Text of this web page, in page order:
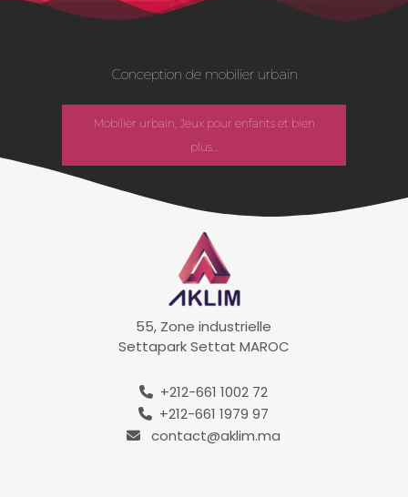
Conception de mobilier urbain
Mobilier urbain, Jeux pour enfants et bien
plus...
55, Zone industrielle
Settapark Settat MAROC
+212-661 1002 72
+212-661 1979 97
contact@aklim.ma